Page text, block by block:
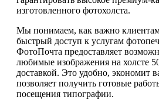
изготовленного фотохолста.
Мы понимаем, как важно
быстрый доступ к услугам
ФотоПочта предоставляет
любимые изображения на холсте
доставкой. Это удобно, экономит
позволяет получить готовые
посещения типографии.